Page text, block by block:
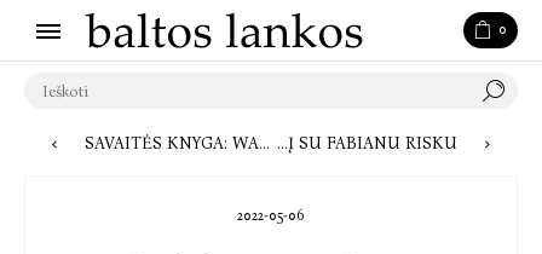
0
SAVAITĖS KNYGA: WALTERIO TEVISO „VALDOVĖS GAMBITAS“ – 3 DALYKAI, KURIŲ GALBŪT NEŽINOJOTE APIE ROMANĄ IR JO AUTORIŲ SAVAITĖS KNYGA – STEFANO AHNHEMO „18 LAIPSNIŲ ŠALČIO“: TĘSIAME PAŽINTĮ SU FABIANU RISKU
2022-05-06